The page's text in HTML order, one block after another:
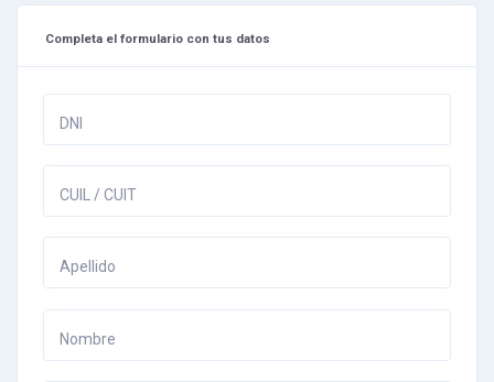
Completa el formulario con tus datos
DNI
CUIL / CUIT
Apellido
Nombre